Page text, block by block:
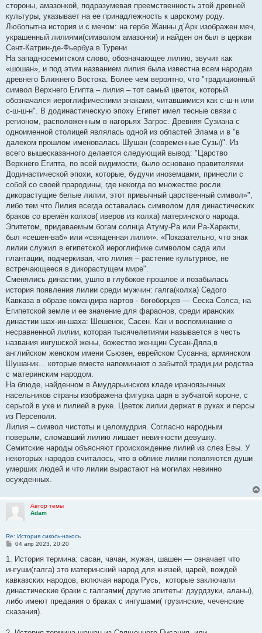
стороны, амазонкой, подразумевая преемственность этой древней
культуры, указывает на ее принадлежность к царскому роду.
Любопытна история и с мечом: на гербе Жанны д’Арк изображен меч,
украшенный лилиями(символом амазонки) и найден он был в церкви
Сент-Катрин-де-Фьербуа в Турени.
На западносемитском слово, обозначающее лилию, звучит как
«шошан», и под этим названием лилия была известна всем народам
древнего Ближнего Востока. Более чем вероятно, что "традиционный
символ Верхнего Египта – лилия – тот самый цветок, который
обозначался иероглифическими знаками, читавшимися как с-ш-н или
с-ш-ш-н". В додинастическую эпоху Египет имел тесные связи с
регионом, расположенным в нагорьях Загрос. Древняя Сузиана с
одноименной столицей являлась одной из областей Элама и в "в
далеком прошлом именовалась Шушан (современные Сузы)". Из
всего вышесказанного делается следующий вывод: "Царство
Верхнего Египта, по всей видимости, было основано правителями
Додинастической эпохи, которые, будучи иноземцами, принесли с
собой со своей прародины, где некогда во множестве росли
дикорастущие белые лилии, этот привычный царственный символ»",
либо тем что Лилия всегда оставалась символом для династических
браков со времён колхов( иверов из колха) материнского народа.
Эпитетом, придаваемым богам солнца Атуму-Ра или Ра-Характи,
был «сешен-ваб» или «священная лилия». «Показательно, что знак
лилии служил в египетской иероглифике символом сада или
плантации, подчеркивая, что лилия – растение культурное, не
встречающееся в дикорастущем мире".
Сменялись династии, ушло в глубокое прошлое и позабылась
история появления лилии среди мужчин: галга(колха) Седого
Кавказа в образе командира нартов - богоборцев — Сеска Солса, на
Египетской земле и ее значение для фараонов, среди иранских
династии шах-ин-шаха: Шешенок, Сасен. Как и воспоминание о
несравненной лилии, которая тысячелетиями называется в честь
названия ингушской жены, божество женщин Сусан-Дяла,в
английском женском имени Сьюзен, еврейском Сусанна, армянском
Шушаник... которые вместе напоминают о забытой традиции родства
с материнским народом.
На блюде, найденном в Амударьинском кладе ираноязычных
насельников страны изображена фигурка царя в зубчатой короне, с
серьгой в ухе и лилией в руке. Цветок лилии держат в руках и персы
из Персеполя.
Лилия – символ чистоты и целомудрия. Согласно народным
поверьям, сломавший лилию лишает невинности девушку.
Семитские народы объясняют происхождение лилий из слез Евы. У
некоторых народов считалось, что в облике лилии появляются души
умерших людей и что лилии вырастают на могилах невинно
осужденных.
Автор темы
Adam
Re: История сикось-накось
С
о
щ
е
и
е
04 апр 2023, 20:20
1. История термина: сасан, чачан, жужан, шашен — означает что
ингуши(галга) это материнский народ для князей, царей, вождей
кавказских народов, включая народа Русь, которые заключали
династические браки с галгаями( другие эпитеты: дзурдзуки, аланы),
либо имеют предания о браках с ингушами( грузинские, чеченские
сказания).